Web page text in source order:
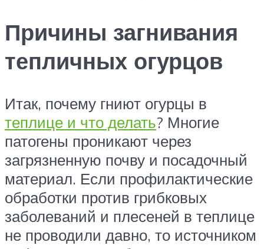
Причины загнивания
тепличных огурцов
Итак, почему гниют огурцы в
теплице и что делать? Многие
патогены проникают через
загрязненную почву и посадочный
материал. Если профилактические
обработки против грибковых
заболеваний и плесеней в теплице
не проводили давно, то источником